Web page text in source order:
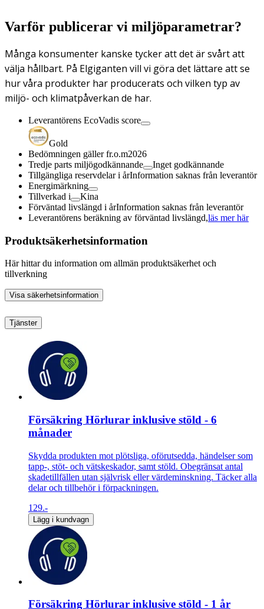
Varför publicerar vi miljöparametrar?
Många konsumenter kanske tycker att det är svårt att
välja hållbart. På Elgiganten vill vi göra det lättare att se
hur våra produkter har producerats och vilken typ av
miljö- och klimatpåverkan de har.
Leverantörens EcoVadis score
Gold
Bedömningen gäller fr.o.m2026
Tredje parts miljögodkännande
Inget godkännande
Tillgängliga reservdelar i årInformation saknas från leverantör
Energimärkning
Tillverkad i
Kina
Förväntad livslängd i årInformation saknas från leverantör
Leverantörens beräkning av förväntad livslängd,läs mer här
Produktsäkerhetsinformation
Här hittar du information om allmän produktsäkerhet och
tillverkning
Visa säkerhetsinformation
Tjänster
Försäkring Hörlurar inklusive stöld - 6
månader
Skydda produkten mot plötsliga, oförutsedda, händelser som
tapp-, stöt- och vätskeskador, samt stöld. Obegränsat antal
skadetillfällen utan självrisk eller värdeminskning. Täcker alla
delar och tillbehör i förpackningen.
129.-
Lägg i kundvagn
Försäkring Hörlurar inklusive stöld - 1 år